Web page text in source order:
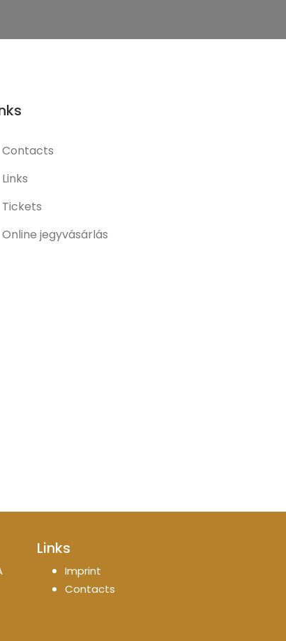
Contacts
Links
Tickets
Online jegyvásárlás
Links
Imprint
Contacts